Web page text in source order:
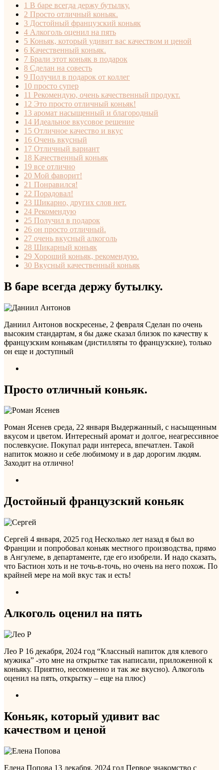
1 В баре всегда держу бутылку.
2 Просто отличный коньяк.
3 Достойный французский коньяк
4 Алкоголь оценил на пять
5 Коньяк, который удивит вас качеством и ценой
6 Качественный коньяк.
7 Брали этот коньяк в подарок
8 Сделан на совесть
9 Получил в подарок от коллег
10 просто супер
11 Рекомендую, очень качественный продукт.
12 Это просто отличный коньяк!
13 аромат насыщенный и благородный
14 Идеальное вкусовое решение
15 Отличное качество и вкус
16 Очень вкусный
17 Отличный вариант
18 Качественный коньяк
19 все отлично
20 Мой фаворит!
21 Понравился!
22 Порадовал!
23 Шикарно, других слов нет.
24 Рекомендую
25 Получил в подарок
26 он просто отличный.
27 очень вкусный алкоголь
28 Шикарный коньяк
29 Хороший коньяк, рекомендую.
30 Вкусный качественный коньяк
В баре всегда держу бутылку.
Даниил Антонов воскресенье, 2 февраля Сделан по очень
высоким стандартам, я бы даже сказал близок по качеству к
французским коньякам (дистилляты то французские), только
он еще и доступный
Просто отличный коньяк.
Роман Ясенев среда, 22 января Выдержанный, с насыщенным
вкусом и цветом. Интересный аромат и долгое, неагрессивное
послевкусие. Покупал ради интереса, впечатлен. Такой
напиток можно и себе любимому и в дар дорогим людям.
Заходит на отлично!
Достойный французский коньяк
Сергей 4 января, 2025 год Несколько лет назад я был во
Франции и попробовал коньяк местного производства, прямо
в Ангулеме, в департаменте, где его изобрели. И надо сказать,
что Бастион хоть и не точь-в-точь, но очень на него похож. По
крайней мере на мой вкус так и есть!
Алкоголь оценил на пять
Лео Р 16 декабря, 2024 год “Классный напиток для клевого
мужика” -это мне на открытке так написали, приложенной к
коньяку. Приятно, несомненно и так же вкусно). Алкоголь
оценил на пять, открытку – еще на плюс)
Коньяк, который удивит вас
качеством и ценой
Елена Попова 13 декабря, 2024 год Первое знакомство с